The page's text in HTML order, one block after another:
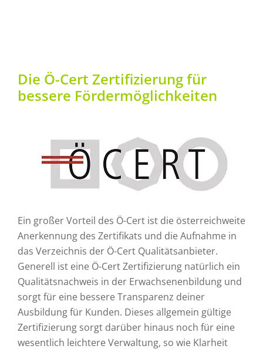
Die Ö-Cert Zertifizierung für
bessere Fördermöglichkeiten
Ein großer Vorteil des Ö-Cert ist die österreichweite
Anerkennung des Zertifikats und die Aufnahme in
das Verzeichnis der Ö-Cert Qualitätsanbieter.
Generell ist eine Ö-Cert Zertifizierung natürlich ein
Qualitätsnachweis in der Erwachsenenbildung und
sorgt für eine bessere Transparenz deiner
Ausbildung für Kunden. Dieses allgemein gültige
Zertifizierung sorgt darüber hinaus noch für eine
wesentlich leichtere Verwaltung, so wie Klarheit